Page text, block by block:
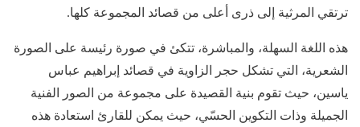
ترتقي المرثية إلى ذرى أعلى من قصائد المجموعة كلها.
هذه اللغة السهلة، والمباشرة، تتكئ في صورة رئيسة على الصورة
الشعرية، التي تشكل حجر الزاوية في قصائد إبراهيم عباس
ياسين، حيث تقوم بنية القصيدة على مجموعة من الصور الفنية
الجميلة وذات التكوين الحسّي، حيث يمكن للقارئ استعادة هذه